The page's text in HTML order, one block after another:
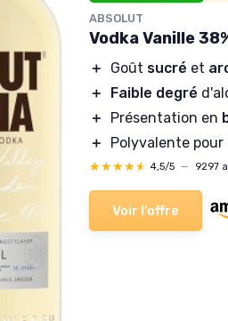
ABSOLUT
Vodka Vanille
＋ Goût sucré et
＋
Faible degré
＋
Présentation en
＋
Polyvalente pour
★★★★★
★★★★★ 4,5/5 — 9297
Voir l'offre